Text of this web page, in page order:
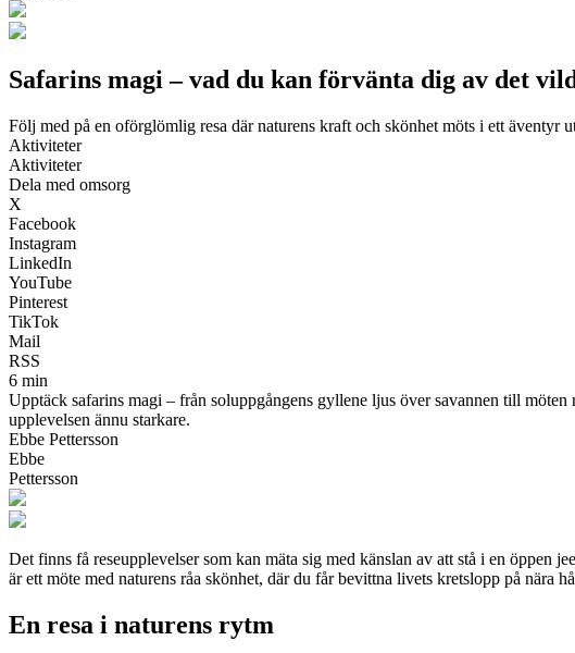
Safarins magi – vad du kan förvänta dig av det
Följ med på en oförglömlig resa där naturens kraft och skönhet möts i ett äventyr
Aktiviteter
Aktiviteter
Dela med omsorg
X
Facebook
Instagram
LinkedIn
YouTube
Pinterest
TikTok
Mail
RSS
6 min
Upptäck safarins magi – från soluppgångens gyllene ljus över savannen till
upplevelsen ännu starkare.
Ebbe Pettersson
Ebbe
Pettersson
Det finns få reseupplevelser som kan mäta sig med känslan av att stå i en öppen
är ett möte med naturens råa skönhet, där du får bevittna livets kretslopp på
En resa i naturens rytm